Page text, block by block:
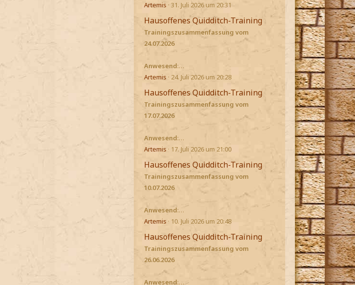
Artemis 31. Juli 2026 um 20:31
Hausoffenes Quidditch-Training
Trainingszusammenfassung vom
24.07.2026
Anwesend:…
Artemis
24. Juli 2026 um 20:28
Hausoffenes Quidditch-Training
Trainingszusammenfassung vom
17.07.2026
Anwesend:…
Artemis
17. Juli 2026 um 21:00
Hausoffenes Quidditch-Training
Trainingszusammenfassung vom
10.07.2026
Anwesend:…
Artemis
10. Juli 2026 um 20:48
Hausoffenes Quidditch-Training
Trainingszusammenfassung vom
26.06.2026
Anwesend:…